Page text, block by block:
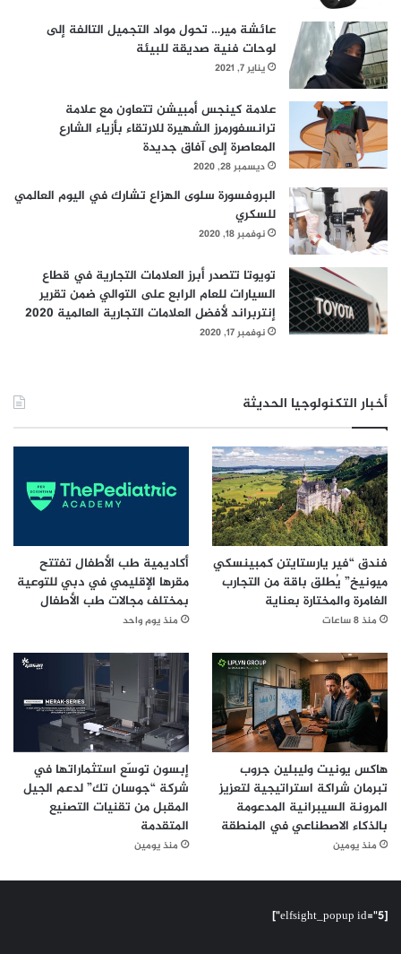
عائشة مير… تحول مواد التجميل التالفة إلى
لوحات فنية صديقة للبيئة
يناير 7, 2021
علامة كينجس أمبيشن تتعاون مع علامة
ترانسفورمرز الشهيرة للارتقاء بأزياء الشارع
المعاصرة إلى آفاق جديدة
ديسمبر 28, 2020
البروفسورة سلوى الهزاع تشارك في اليوم العالمي
للسكري
نوفمبر 18, 2020
تويوتا تتصدر أبرز العلامات التجارية في قطاع
السيارات للعام الرابع على التوالي ضمن تقرير
إنتربراند لأفضل العلامات التجارية العالمية 2020
نوفمبر 17, 2020
أخبار التكنولوجيا الحديثة
فندق “فير يارستايتن كمبينسكي
ميونيخ” يُطلق باقة من التجارب
الغامرة والمختارة بعناية
منذ 8 ساعات
أكاديمية طب الأطفال تفتتح
مقرها الإقليمي في دبي للتوعية
بمختلف مجالات طب الأطفال
منذ يوم واحد
هاكس يونيت وليبلين جروب
تبرمان شراكة استراتيجية لتعزيز
المرونة السيبرانية المدعومة
بالذكاء الاصطناعي في المنطقة
منذ يومين
إبسون توسّع استثماراتها في
شركة “جوسان تك” لدعم الجيل
المقبل من تقنيات التصنيع
المتقدمة
منذ يومين
[elfsight_popup id="5"]